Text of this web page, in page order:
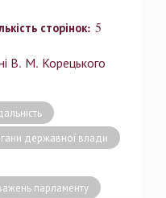
сторінок: 5
В. М. Корецького
державної влади
парламенту